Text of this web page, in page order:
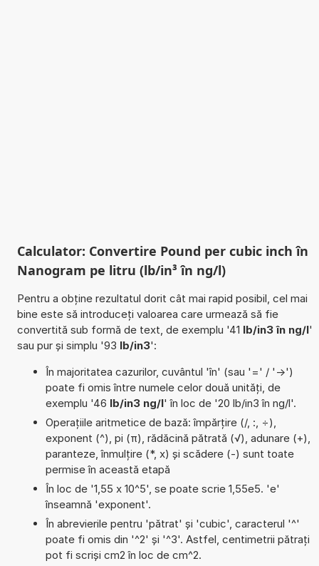
Calculator: Convertire Pound per cubic inch în
Nanogram pe litru (lb/in³ în ng/l)
Pentru a obține rezultatul dorit cât mai rapid posibil, cel mai
bine este să introduceți valoarea care urmează să fie
convertită sub formă de text, de exemplu '41 lb/in3 în ng/l'
sau pur și simplu '93 lb/in3':
În majoritatea cazurilor, cuvântul 'în' (sau '=' / '->')
poate fi omis între numele celor două unități, de
exemplu '46 lb/in3 ng/l' în loc de '20 lb/in3 în ng/l'.
Operațiile aritmetice de bază: împărțire (/, :, ÷),
exponent (^), pi (π), rădăcină pătrată (√), adunare (+),
paranteze, înmulțire (*, x) și scădere (-) sunt toate
permise în această etapă
În loc de '1,55 x 10^5', se poate scrie 1,55e5. 'e'
înseamnă 'exponent'.
În abrevierile pentru 'pătrat' și 'cubic', caracterul '^'
poate fi omis din '^2' și '^3'. Astfel, centimetrii pătrați
pot fi scriși cm2 în loc de cm^2.